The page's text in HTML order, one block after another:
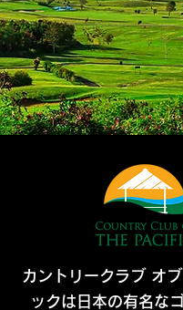
カントリークラブ オ
ックは日本の有名な